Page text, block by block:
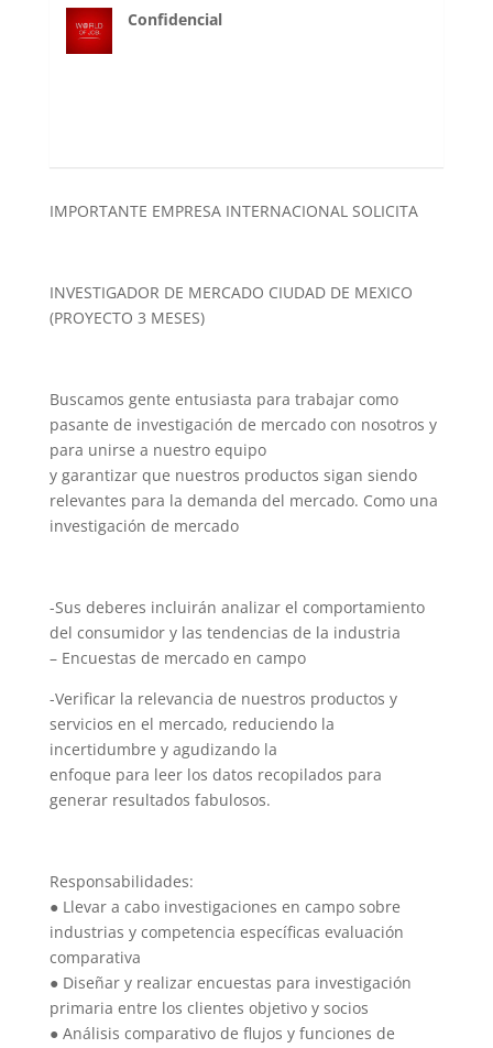
Confidencial
IMPORTANTE EMPRESA INTERNACIONAL SOLICITA
INVESTIGADOR DE MERCADO CIUDAD DE MEXICO
(PROYECTO 3 MESES)
Buscamos gente entusiasta para trabajar como
pasante de investigación de mercado con nosotros y
para unirse a nuestro equipo
y garantizar que nuestros productos sigan siendo
relevantes para la demanda del mercado. Como una
investigación de mercado
-Sus deberes incluirán analizar el comportamiento
del consumidor y las tendencias de la industria
– Encuestas de mercado en campo
-Verificar la relevancia de nuestros productos y
servicios en el mercado, reduciendo la
incertidumbre y agudizando la
enfoque para leer los datos recopilados para
generar resultados fabulosos.
Responsabilidades:
● Llevar a cabo investigaciones en campo sobre
industrias y competencia específicas evaluación
comparativa
● Diseñar y realizar encuestas para investigación
primaria entre los clientes objetivo y socios
● Análisis comparativo de flujos y funciones de